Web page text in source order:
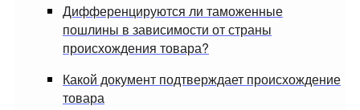
Дифференцируются ли таможенные
пошлины в зависимости от страны
происхождения товара?
Какой документ подтверждает происхождение
товара